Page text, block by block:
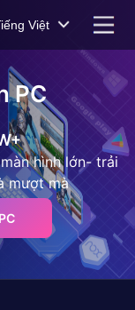
Việt
PC
hình lớn- trải
mượt mà